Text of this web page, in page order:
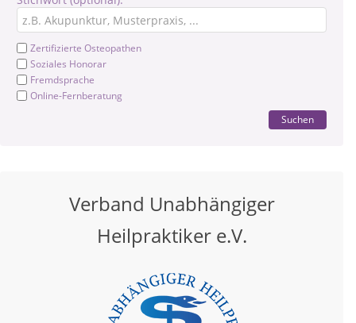
Zertifizierte Osteopathen
Soziales Honorar
Fremdsprache
Online-Fernberatung
Suchen
Verband Unabhängiger
Heilpraktiker e.V.